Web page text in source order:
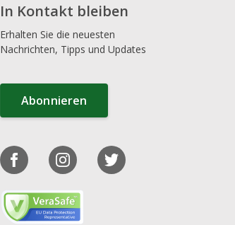
In Kontakt bleiben
Erhalten Sie die neuesten
Nachrichten, Tipps und Updates
Abonnieren